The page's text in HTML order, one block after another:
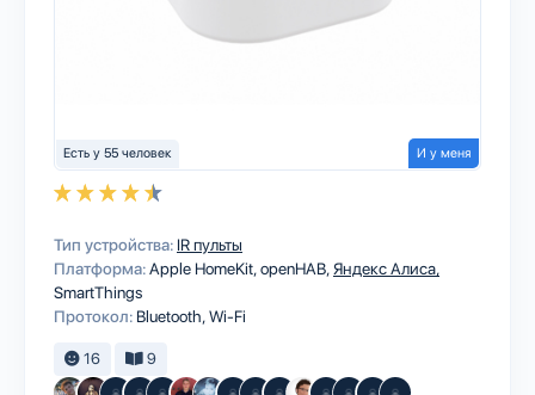
Есть у 55 человек И у меня
Тип устройства: IR пульты
Платформа:Apple HomeKitopenHABЯндекс Алиса
SmartThings
Протокол: BluetoothWi-Fi
16 9